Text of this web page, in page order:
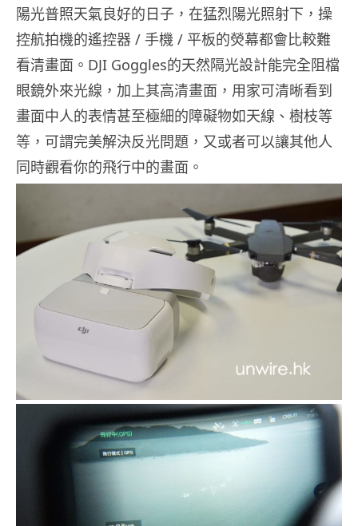
陽光普照天氣良好的日子，在猛烈陽光照射下，操
控航拍機的遙控器 / 手機 / 平板的熒幕都會比較難
看清畫面。DJI Goggles的天然隔光設計能完全阻檔
眼鏡外來光線，加上其高清畫面，用家可清晰看到
畫面中人的表情甚至極細的障礙物如天線、樹枝等
等，可謂完美解決反光問題，又或者可以讓其他人
同時觀看你的飛行中的畫面。